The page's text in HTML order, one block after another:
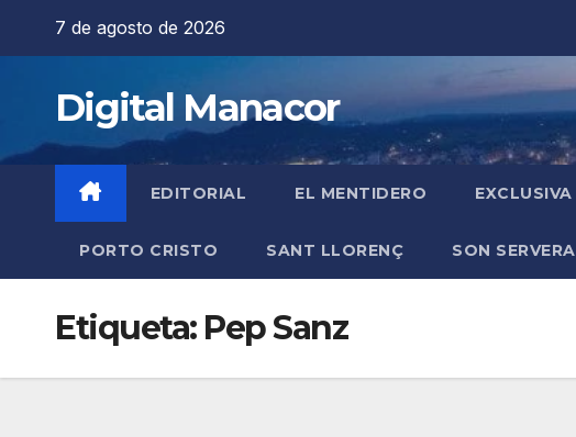
7 de agosto de 2026
Digital Manacor
EDITORIAL EL MENTIDERO EXCLUSIVA
PORTO CRISTO SANT LLORENÇ SON SERVERA
Etiqueta: Pep Sanz